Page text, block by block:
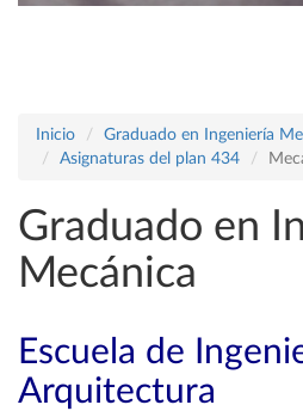
Inicio
Graduado en Ingeniería
Asignaturas del plan 434
Graduado en
Mecánica
Escuela de
Arquitectura